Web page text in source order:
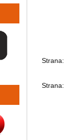
Strana:
Strana: